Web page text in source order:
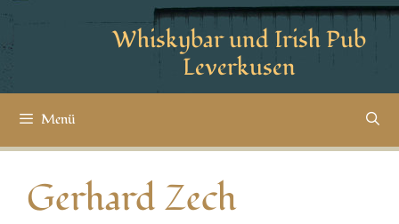
Whiskybar und Irish Pub
Leverkusen
Menü
Gerhard Zech